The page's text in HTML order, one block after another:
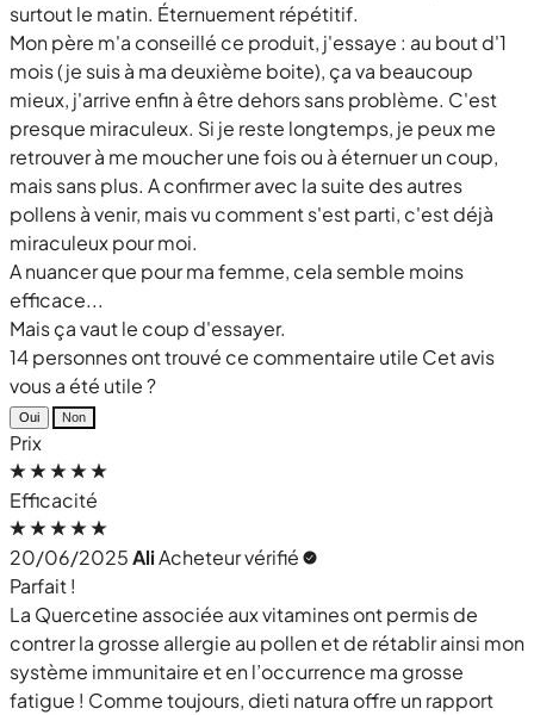
surtout le matin. Éternuement répétitif.
Mon père m'a conseillé ce produit, j'essaye : au bout d'1
mois (je suis à ma deuxième boite), ça va beaucoup
mieux, j'arrive enfin à être dehors sans problème. C'est
presque miraculeux. Si je reste longtemps, je peux me
retrouver à me moucher une fois ou à éternuer un coup,
mais sans plus. A confirmer avec la suite des autres
pollens à venir, mais vu comment s'est parti, c'est déjà
miraculeux pour moi.
A nuancer que pour ma femme, cela semble moins
efficace...
Mais ça vaut le coup d'essayer.
14 personnes ont trouvé ce commentaire utile Cet avis
vous a été utile ?
Oui Non
Prix
Efficacité
20/06/2025AliAcheteur vérifié
Parfait !
La Quercetine associée aux vitamines ont permis de
contrer la grosse allergie au pollen et de rétablir ainsi mon
système immunitaire et en l’occurrence ma grosse
fatigue ! Comme toujours, dieti natura offre un rapport